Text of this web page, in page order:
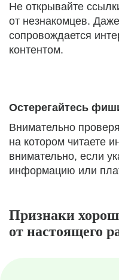
Не открывайте
от незнакомцев.
сопровождается
контентом.
Остерегайтесь
Внимательно
на котором читаете
внимательно, если
информацию или
Признаки
от настоящего